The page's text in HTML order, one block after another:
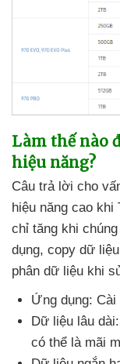
Làm thế nào
hiệu năng?
Câu trả lời cho
hiệu năng cao khi
chỉ tăng khi
dụng, copy dữ
phân dữ liệu khi
Ứng dụng:
Dữ liệu lâu
có thể là mãi